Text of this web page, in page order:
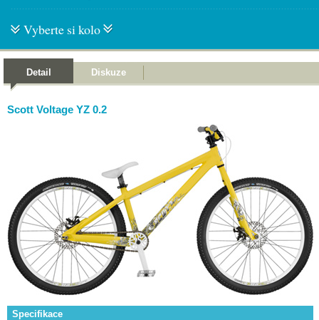
Vyberte si kolo
Detail Diskuze
Scott Voltage YZ 0.2
Specifikace